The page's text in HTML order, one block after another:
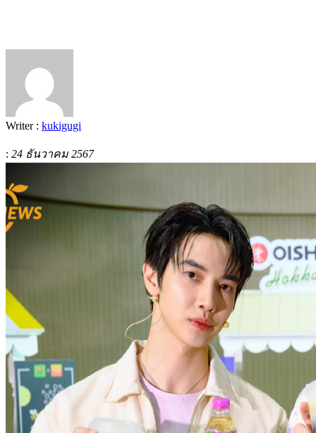
Writer : kukigugi
: 24 ธันวาคม 2567